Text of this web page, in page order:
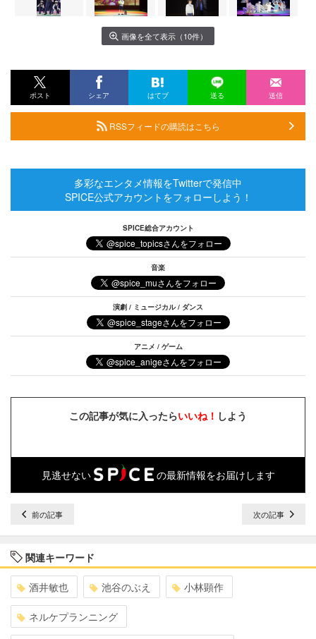
画像を全て表示（10件）
ポスト シェア はてブ 送る 送信
RSSフィードの購読はこちら
多彩なエンタメ情報をTwitterで発信中
SPICE公式アカウントをフォローしよう！
SPICE総合アカウント
音楽
演劇 / ミュージカル / ダンス
アニメ / ゲーム
この記事が気に入ったらいいね！ しよう
見逃せない の最新情報をお届けします
前の記事 次の記事
関連キーワード
酒井敏也 池谷のぶえ 小林顕作
ネルケプランニング